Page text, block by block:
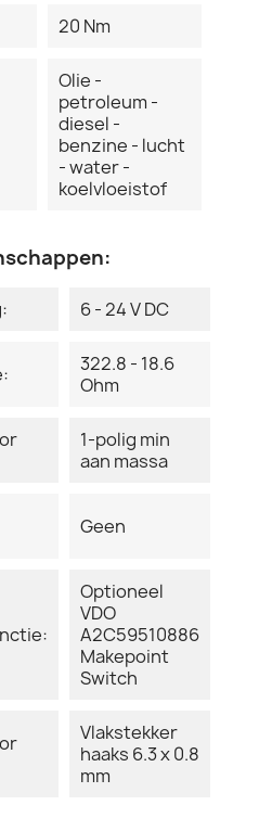
20 Nm
Olie -
petroleum -
diesel -
benzine - lucht
- water -
koelvloeistof
6 - 24 V DC
322.8 - 18.6
Ohm
1-polig min
aan massa
Geen
Optioneel
VDO
A2C59510886
Makepoint
Switch
Vlakstekker
haaks 6.3 x 0.8
mm